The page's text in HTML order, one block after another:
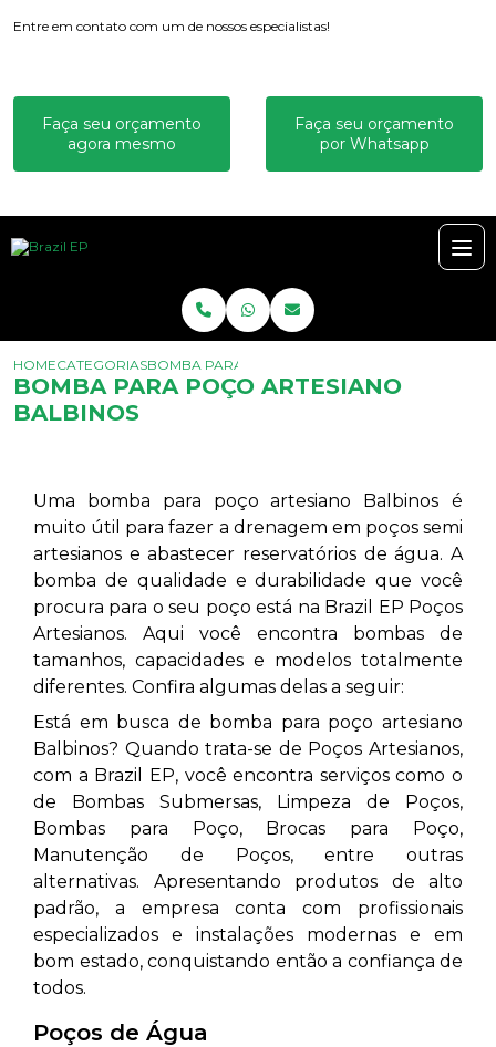
Entre em contato com um de nossos especialistas!
Faça seu orçamento
agora mesmo
Faça seu orçamento
por Whatsapp
HOMECATEGORIASBOMBA PARA POÇO ARTESIANO BALBINOS
BOMBA PARA POÇO ARTESIANO
BALBINOS
Uma bomba para poço artesiano Balbinos
é
muito útil para fazer a drenagem em poços semi
artesianos e abastecer reservatórios de água. A
bomba de qualidade e durabilidade que você
procura para o seu poço está na Brazil EP Poços
Artesianos. Aqui você encontra bombas de
tamanhos, capacidades e modelos totalmente
diferentes. Confira algumas delas a seguir:
Está em busca de bomba para poço artesiano
Balbinos? Quando trata-se de Poços Artesianos,
com a Brazil EP, você encontra serviços como o
de Bombas Submersas, Limpeza de Poços,
Bombas para Poço, Brocas para Poço,
Manutenção de Poços, entre outras
alternativas. Apresentando produtos de alto
padrão, a empresa conta com profissionais
especializados e instalações modernas e em
bom estado, conquistando então a confiança de
todos.
Poços de Água